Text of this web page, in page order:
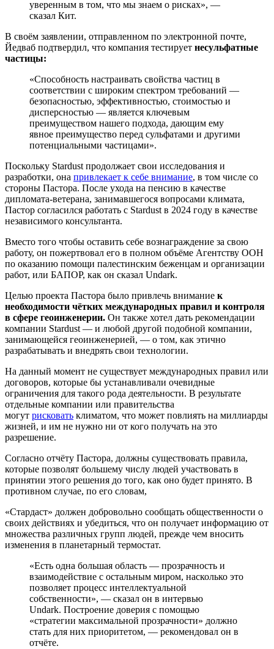
уверенным в том, что мы знаем о рисках», —
сказал Кит.
В своём заявлении, отправленном по электронной почте,
Йедваб подтвердил, что компания тестирует несульфатные
частицы:
«Способность настраивать свойства частиц в
соответствии с широким спектром требований —
безопасностью, эффективностью, стоимостью и
дисперсностью — является ключевым
преимуществом нашего подхода, дающим ему
явное преимущество перед сульфатами и другими
потенциальными частицами».
Поскольку Stardust продолжает свои исследования и
разработки, она привлекает к себе внимание, в том числе со
стороны Пастора. После ухода на пенсию в качестве
дипломата-ветерана, занимавшегося вопросами климата,
Пастор согласился работать с Stardust в 2024 году в качестве
независимого консультанта.
Вместо того чтобы оставить себе вознаграждение за свою
работу, он пожертвовал его в полном объёме Агентству ООН
по оказанию помощи палестинским беженцам и организации
работ, или БАПОР, как он сказал Undark.
Целью проекта Пастора было привлечь внимание к
необходимости чётких международных правил и контроля
в сфере геоинженерии. Он также хотел дать рекомендации
компании Stardust — и любой другой подобной компании,
занимающейся геоинженерией, — о том, как этично
разрабатывать и внедрять свои технологии.
На данный момент не существует международных правил или
договоров, которые бы устанавливали очевидные
ограничения для такого рода деятельности. В результате
отдельные компании или правительства
могут рисковать климатом, что может повлиять на миллиарды
жизней, и им не нужно ни от кого получать на это
разрешение.
Согласно отчёту Пастора, должны существовать правила,
которые позволят большему числу людей участвовать в
принятии этого решения до того, как оно будет принято. В
противном случае, по его словам,
«Стардаст» должен добровольно сообщать общественности о
своих действиях и убедиться, что он получает информацию от
множества различных групп людей, прежде чем вносить
изменения в планетарный термостат.
«Есть одна большая область — прозрачность и
взаимодействие с остальным миром, насколько это
позволяет процесс интеллектуальной
собственности», — сказал он в интервью
Undark. Построение доверия с помощью
«стратегии максимальной прозрачности» должно
стать для них приоритетом, — рекомендовал он в
отчёте.